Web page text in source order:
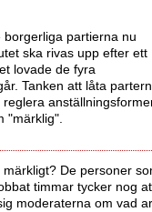
borgerliga partierna nu
ska rivas upp efter ett
lovade de fyra
Tanken att låta
"märklig".
De personer
timmar tycker nog
moderaterna om vad